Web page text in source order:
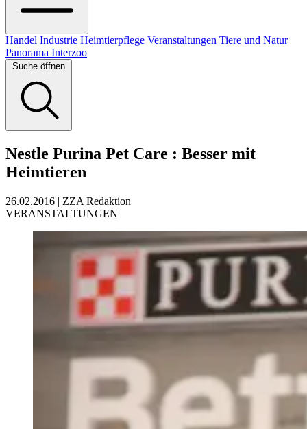
Handel Industrie Heimtierpflege Veranstaltungen Tiere und Natur
Panorama Interzoo
Suche öffnen
Nestle Purina Pet Care : Besser mit
Heimtieren
26.02.2016 | ZZA Redaktion
VERANSTALTUNGEN